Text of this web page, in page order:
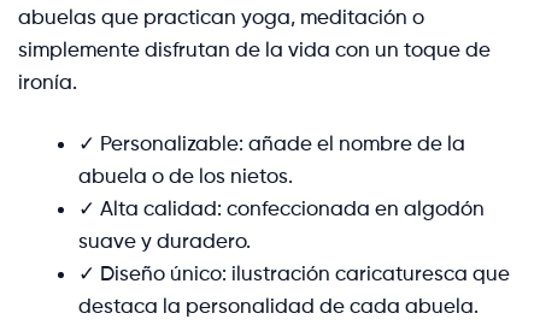
abuelas que practican yoga, meditación o
simplemente disfrutan de la vida con un toque de
ironía.
✓ Personalizable: añade el nombre de la
abuela o de los nietos.
✓ Alta calidad: confeccionada en algodón
suave y duradero.
✓ Diseño único: ilustración caricaturesca que
destaca la personalidad de cada abuela.